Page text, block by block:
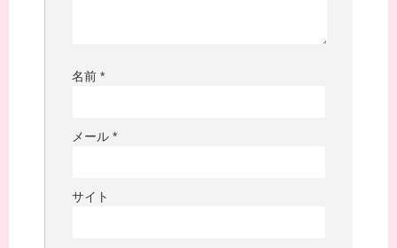
名前 *
メール *
サイト